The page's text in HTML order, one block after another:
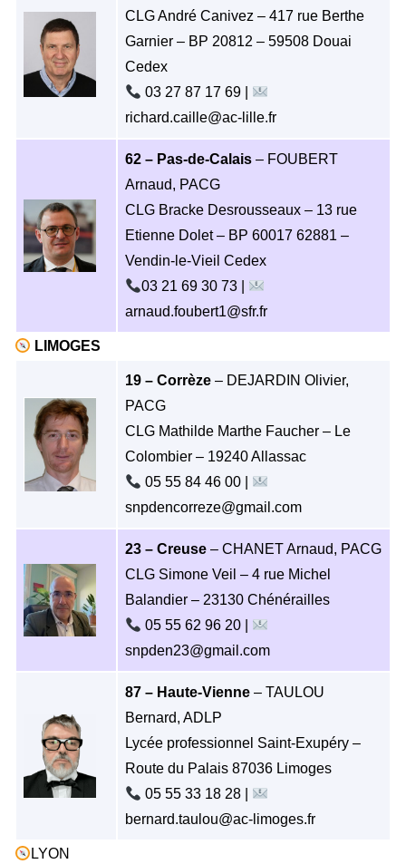
CLG André Canivez – 417 rue Berthe
Garnier – BP 20812 – 59508 Douai
Cedex
03 27 87 17 69 |
richard.caille@ac-lille.fr
62 – Pas-de-Calais – FOUBERT
Arnaud, PACG
CLG Bracke Desrousseaux – 13 rue
Etienne Dolet – BP 60017 62881 –
Vendin-le-Vieil Cedex
03 21 69 30 73 |
arnaud.foubert1@sfr.fr
LIMOGES
19 – Corrèze – DEJARDIN Olivier,
PACG
CLG Mathilde Marthe Faucher – Le
Colombier – 19240 Allassac
05 55 84 46 00 |
snpdencorreze@gmail.com
23 – Creuse – CHANET Arnaud, PACG
CLG Simone Veil – 4 rue Michel
Balandier – 23130 Chénérailles
05 55 62 96 20 |
snpden23@gmail.com
87 – Haute-Vienne – TAULOU
Bernard, ADLP
Lycée professionnel Saint-Exupéry –
Route du Palais 87036 Limoges
05 55 33 18 28 |
bernard.taulou@ac-limoges.fr
LYON